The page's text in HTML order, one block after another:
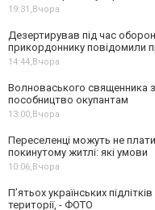
19:31,Вчора
Дезертирував під час
прикордоннику повідомили
14:44,Вчора
Волноваського священника
пособництво окупантам
13:00,Вчора
Переселенці можуть не
покинутому житлі: які умови
10:06,Вчора
П’ятьох українських
території, - ФОТО